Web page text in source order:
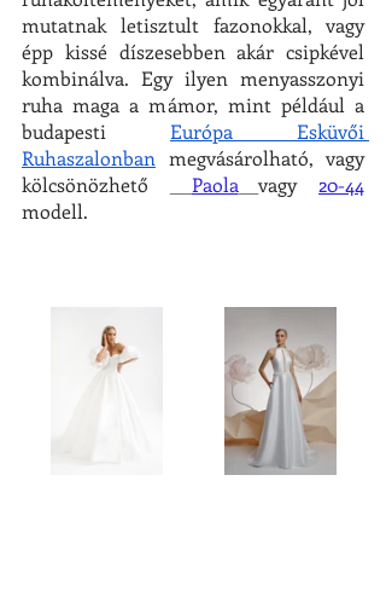
mutatnak letisztult fazonokkal, vagy
épp kissé díszesebben akár csipkével
kombinálva. Egy ilyen menyasszonyi
ruha maga a mámor, mint például a
budapesti Európa Esküvői
Ruhaszalonban megvásárolható, vagy
kölcsönözhető
Paola vagy 20-44
modell.